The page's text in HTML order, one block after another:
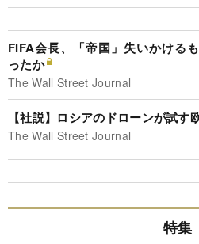
FIFA会長、「帝国」失いかける
ったか
The Wall Street Journal
【社説】ロシアのドローンが試す
The Wall Street Journal
特集